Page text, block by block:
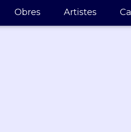
Obres Artistes